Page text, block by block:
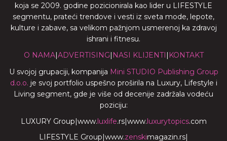
koja se 2009. godine pozicionirala kao lider u LIFESTYLE
segmentu, prateći trendove i vesti iz sveta mode, lepote,
kulture i zabave, sa velikom pažnjom usmerenoj ka zdravoj
ishrani i fitnesu.
O NAMA|ADVERTISING| NASI KLIJENTI | KONTAKT
U svojoj grupaciji, kompanija Mini STUDIO Publishing Group
d.o.o. je svoj portfolio uspešno proširila na Luxury, Lifestyle i
Living segment, gde je više od decenije zadržala vodeću
poziciju:
LUXURY Group|www.luxlife.rs|www.luxurytopics.com
LIFESTYLE Group|www.zenskimagazin.rs|